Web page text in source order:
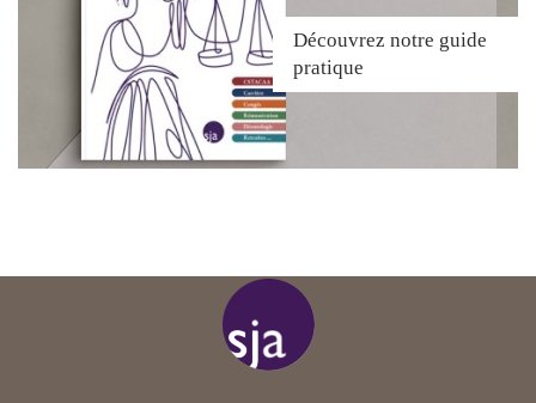
Découvrez notre guide
pratique